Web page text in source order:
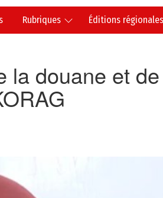
Rubriques Éditions régionales
la douane et